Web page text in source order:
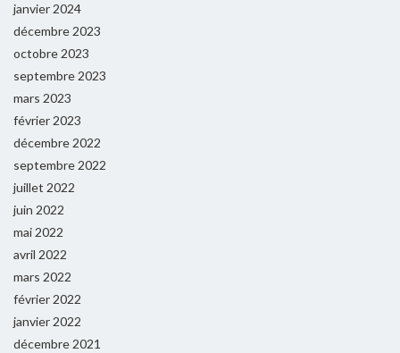
janvier 2024
décembre 2023
octobre 2023
septembre 2023
mars 2023
février 2023
décembre 2022
septembre 2022
juillet 2022
juin 2022
mai 2022
avril 2022
mars 2022
février 2022
janvier 2022
décembre 2021